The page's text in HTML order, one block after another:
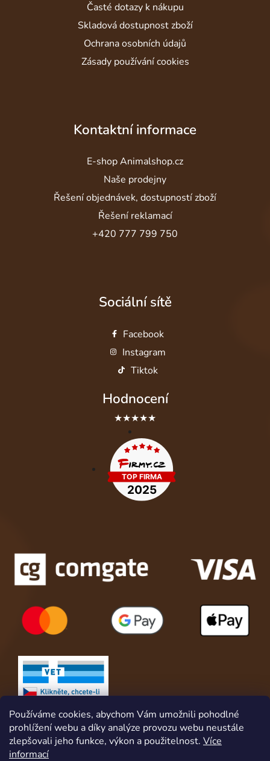
Používáme cookies, abychom Vám umožnili pohodlné
prohlížení webu a díky analýze provozu webu neustále
zlepšovali jeho funkce, výkon a použitelnost. Více
informací
Časté dotazy k nákupu
Skladová dostupnost zboží
Ochrana osobních údajů
Zásady používání cookies
Kontaktní informace
E-shop Animalshop.cz
Naše prodejny
Řešení objednávek, dostupností zboží
Řešení reklamací
+420 777 799 750
Sociální sítě
Facebook
Instagram
Tiktok
Hodnocení
★★★★★